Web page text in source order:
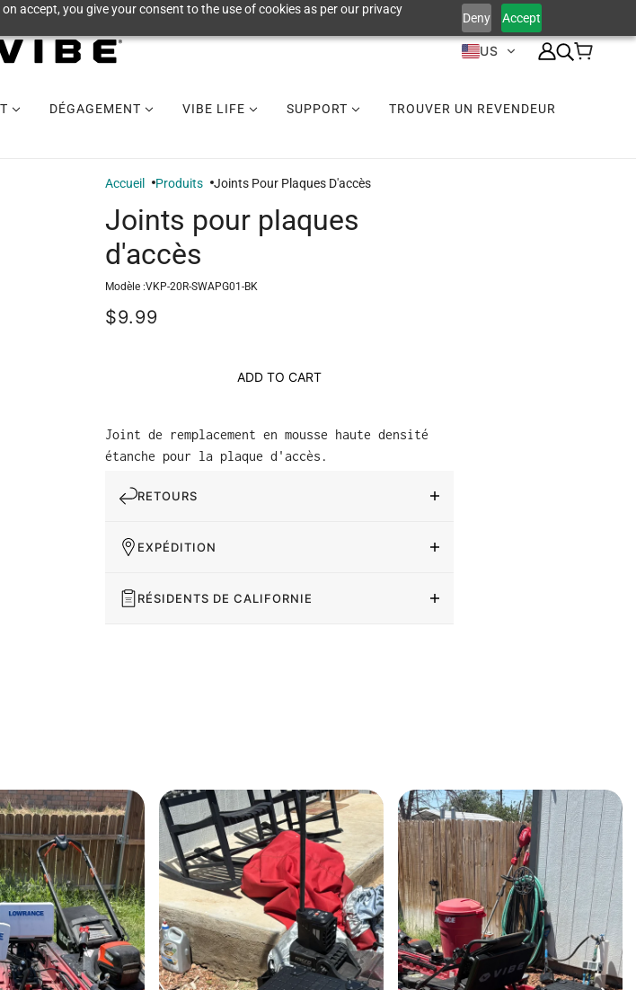
accept, you give your consent to the use of cookies as per our privacy
Deny Accept
US
DÉGAGEMENT VIBE LIFE SUPPORT TROUVER UN REVENDEUR
Accueil Produits Joints Pour Plaques D'accès
Joints pour plaques
d'accès
Modèle :VKP-20R-SWAPG01-BK
$9.99
ADD TO CART
Joint de remplacement en mousse haute densité
étanche pour la plaque d'accès.
RETOURS
EXPÉDITION
RÉSIDENTS DE CALIFORNIE